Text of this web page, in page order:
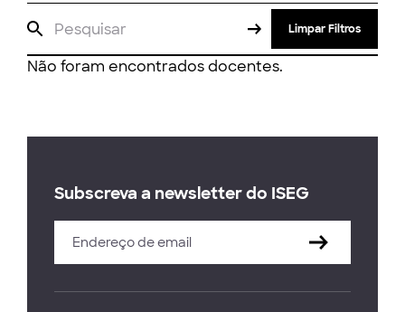
Limpar Filtros
Não foram encontrados docentes.
Subscreva a newsletter do ISEG